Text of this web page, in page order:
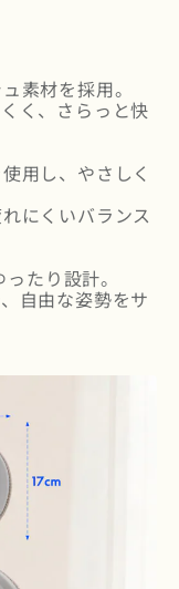
素材を採用。
く、さらっと快
用し、やさしく
にくいバランス
たり設計。
自由な姿勢をサ